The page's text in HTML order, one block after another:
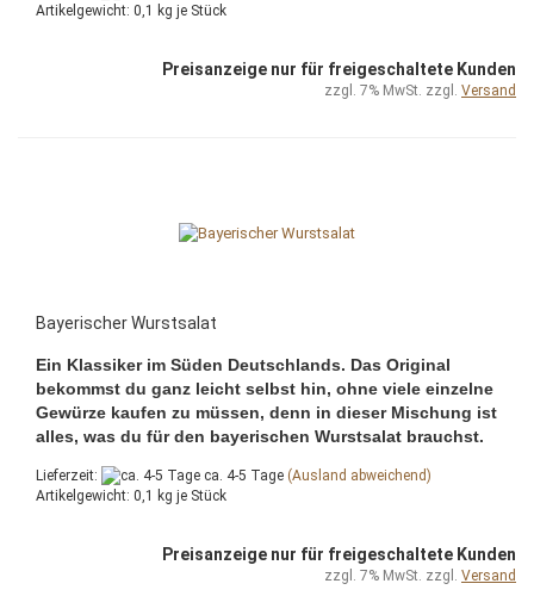
Artikelgewicht: 0,1 kg je Stück
Preisanzeige nur für freigeschaltete Kunden
zzgl. 7% MwSt. zzgl. Versand
Bayerischer Wurstsalat
Ein Klassiker im Süden Deutschlands. Das Original
bekommst du ganz leicht selbst hin, ohne viele einzelne
Gewürze kaufen zu müssen, denn in dieser Mischung ist
alles, was du für den bayerischen Wurstsalat brauchst.
Lieferzeit: ca. 4-5 Tage (Ausland abweichend)
Artikelgewicht: 0,1 kg je Stück
Preisanzeige nur für freigeschaltete Kunden
zzgl. 7% MwSt. zzgl. Versand